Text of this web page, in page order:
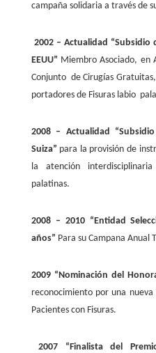
campaña solidaria a través de
2002 – Actualidad “Subsidio
EEUU” Miembro Asociado, en
Conjunto de Cirugías
portadores de Fisuras labio
2008 – Actualidad
Suiza” para la provisión de
la atención
palatinas.
2008 – 2010 “Entidad
años” Para su Campana Anual
2009 “Nominación del
reconocimiento por una
Pacientes con Fisuras.
2007 “Finalista del